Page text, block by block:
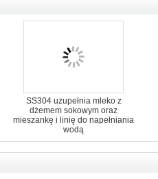
SS304 uzupełnia mleko z
dżemem sokowym oraz
mieszankę i linię do napełniania
wodą